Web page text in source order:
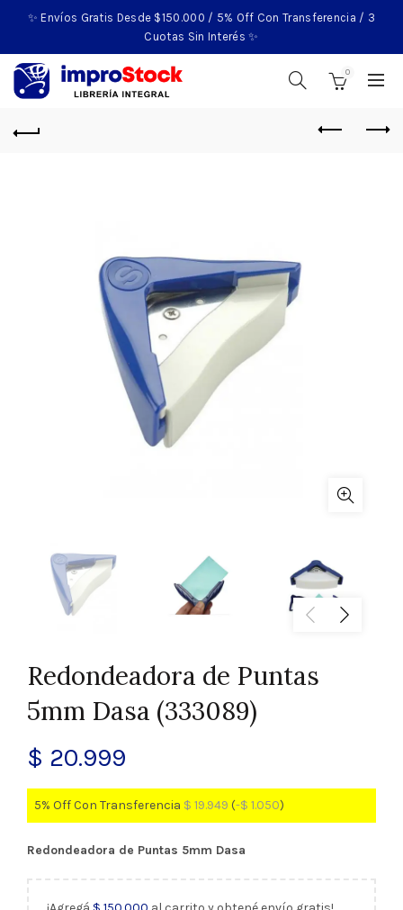
✨ Envíos Gratis Desde $150.000 / 5% Off Con Transferencia / 3
Cuotas Sin Interés ✨
0
Redondeadora de Puntas
5mm Dasa (333089)
$ 20.999
5% Off Con Transferencia $ 19.949 (-$ 1.050)
Redondeadora de Puntas 5mm Dasa